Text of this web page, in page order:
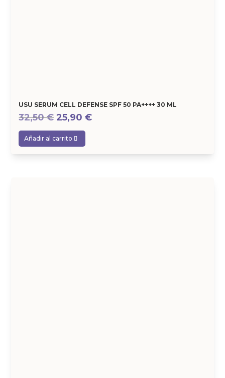
USU SERUM CELL DEFENSE SPF 50 PA++++ 30 ML
32,50€ El
precio
original
era:
25,90€El
es:
Añadir al carrito